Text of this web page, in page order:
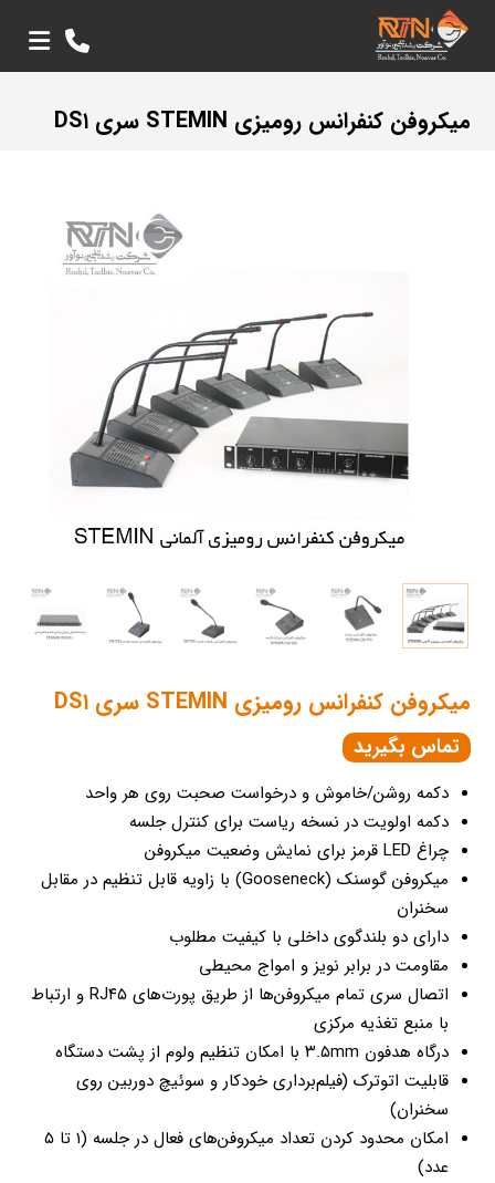
میکروفن کنفرانس رومیزی STEMIN سری DS۱
میکروفن کنفرانس رومیزی STEMIN سری DS۱
تماس بگیرید
دکمه روشن/خاموش و درخواست صحبت روی هر واحد
دکمه اولویت در نسخه ریاست برای کنترل جلسه
چراغ LED قرمز برای نمایش وضعیت میکروفن
میکروفن گوسنک (Gooseneck) با زاویه قابل تنظیم در مقابل
سخنران
دارای دو بلندگوی داخلی با کیفیت مطلوب
مقاومت در برابر نویز و امواج محیطی
اتصال سری تمام میکروفن‌ها از طریق پورت‌های RJ۴۵ و ارتباط
با منبع تغذیه مرکزی
درگاه هدفون ۳.۵mm با امکان تنظیم ولوم از پشت دستگاه
قابلیت اتوترک (فیلم‌برداری خودکار و سوئیچ دوربین روی
سخنران)
امکان محدود کردن تعداد میکروفن‌های فعال در جلسه (۱ تا ۵
عدد)